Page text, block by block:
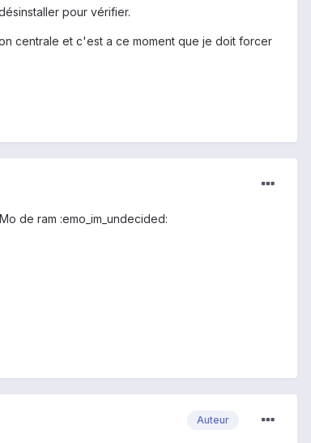
pour vérifier.
centrale et c'est a ce moment que je doit forcer
de ram :emo_im_undecided:
Auteur